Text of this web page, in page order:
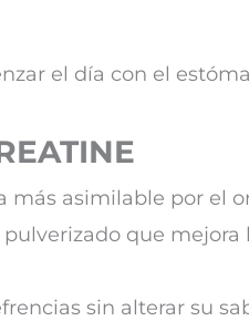
el día con el
más asimilable por el
pulverizado que
sin alterar su